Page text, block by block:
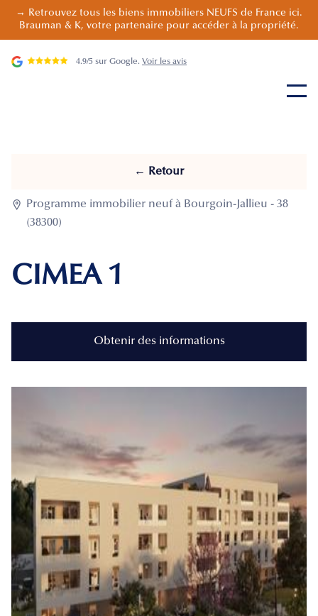
→ Retrouvez tous les biens immobiliers NEUFS de France ici.
Brauman & K, votre partenaire pour accéder à la propriété.
4.9/5 sur Google. Voir les avis
← Retour

Programme immobilier neuf à Bourgoin-Jallieu - 38
(38300)
CIMEA 1
Obtenir des informations